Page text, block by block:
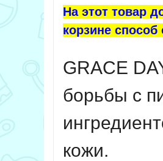
На этот товар
корзине
GRACE
борьбы с
кожи.